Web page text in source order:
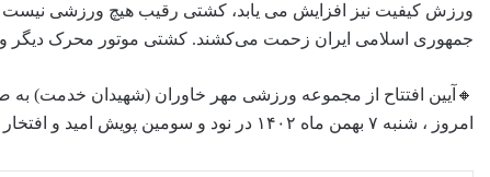
ورزش کیفیت نیز افزایش می یابد، کشتی رقیب هیچ ورزشی نیست
جمهوری اسلامی ایران زحمت می‌کشند. کشتی موتور محرک
امروز ، شنبه ۷ بهمن ماه ۱۴۰۲ در نود و سومین پویش امید و افتخار توسط شهردار منطقه و برادر شهیدان «مجید و امیر حسین خدمت» افتتاح شد.